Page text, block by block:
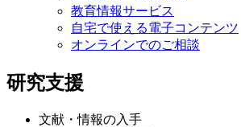
教育情報サービス
自宅で使える電子コンテンツ
オンラインでのご相談
研究支援
文献・情報の入手